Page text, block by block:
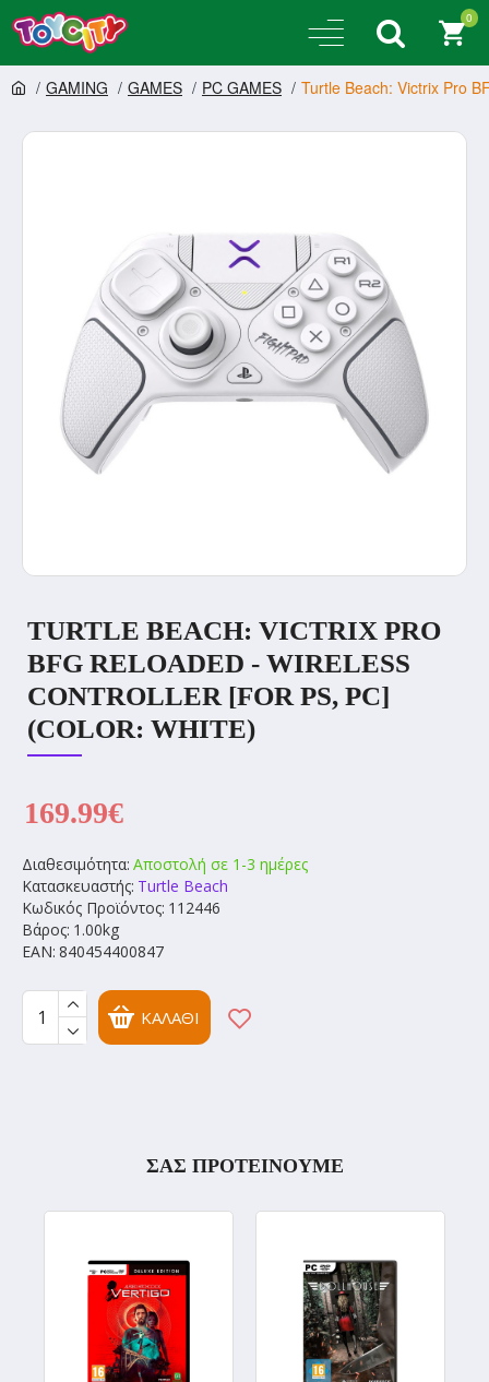
0
GAMING GAMES PC GAMES Turtle Beach: Victrix Pro
TURTLE BEACH: VICTRIX PRO
BFG RELOADED - WIRELESS
CONTROLLER [FOR PS, PC]
(COLOR: WHITE)
Διαθεσιμότητα: Αποστολή σε 1-3 ημέρες
Κατασκευαστής: Turtle Beach
Κωδικός Προϊόντος: 112446
Βάρος: 1.00kg
EAN: 840454400847
169.99€
ΚΑΛΆΘΙ
ΣΑΣ ΠΡΟΤΕΙΝΟΥΜΕ